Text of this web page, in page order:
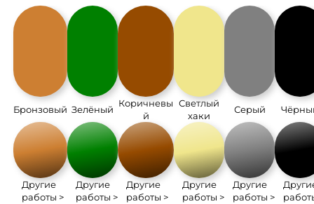
Бронзовый
Другие
работы >
Зелёный
Другие
работы >
Коричневы
й
Другие
работы >
Светлый
хаки
Другие
работы >
Серый
Другие
работы >